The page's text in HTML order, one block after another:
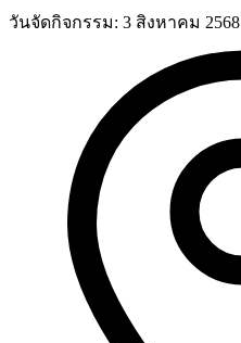
วันจัดกิจกรรม: 3 สิงหาคม 2568